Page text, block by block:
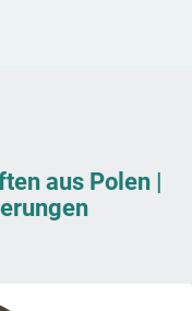
aus Polen |